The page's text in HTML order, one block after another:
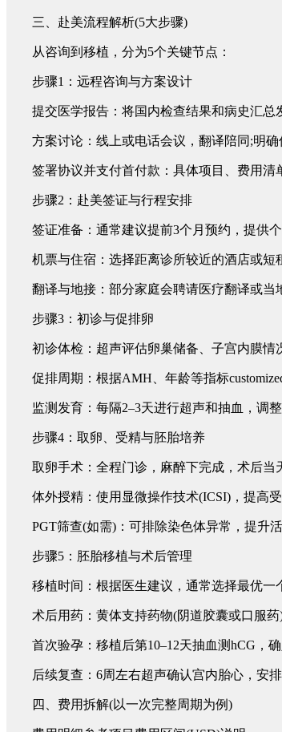
三、赴美流程解析(5大步骤)
从咨询到移植，分为5个关键节点：
步骤1：远程咨询与方案设计
提交医学报告：将国内检查结果和病史汇总
方案讨论：线上或电话会议，翻译陪同;明确
签署协议并支付首付款：具体项目、费用清
步骤2：赴美签证与行程安排
签证准备：通常建议提前3个月预约，提供个
机票与住宿：选择距离诊所较近的酒店或短
翻译与地接：部分家庭会聘请医疗翻译或当
步骤3：初诊与促排卵
初诊体检：超声评估卵巢储备、子宫内膜情
促排周期：根据AMH、年龄等指标
监测发育：每隔2–3天进行超声和抽血，调整
步骤4：取卵、受精与胚胎培养
取卵手术：全程门诊，麻醉下完成，术后当
体外授精：使用显微操作技术(ICSI)，提高受
PGT筛查(如需)：可排除染色体异常，提升活
步骤5：胚胎移植与术后管理
移植时间：根据医生建议，通常选择最优一
术后用药：黄体支持药物(阴道胶囊或口服药)
首次验孕：移植后第10–12天抽血测hCG，确
后续复查：6周左右超声确认宫内胎心，安排
四、费用拆解(以一次完整周期为例)